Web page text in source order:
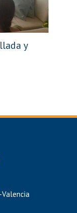
y
Valencia